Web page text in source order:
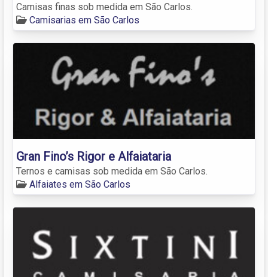
Camisas finas sob medida em São Carlos.
Camisarias em São Carlos
Gran Fino’s Rigor e Alfaiataria
Ternos e camisas sob medida em São Carlos.
Alfaiates em São Carlos